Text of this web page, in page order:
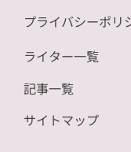
プライバシーポリ
ライター一覧
記事一覧
サイトマップ